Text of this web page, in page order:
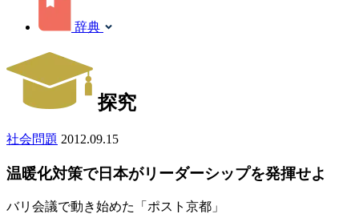
辞典
探究
社会問題 2012.09.15
温暖化対策で日本がリーダーシップを発揮せよ
バリ会議で動き始めた「ポスト京都」